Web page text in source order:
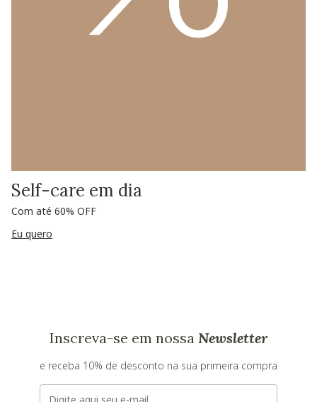
Self-care em dia
Com até 60% OFF
Eu quero
Inscreva-se em nossa Newsletter
e receba 10% de desconto na sua primeira compra
E-mail